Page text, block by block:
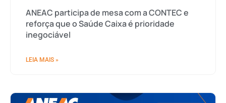
ANEAC participa de mesa com a CONTEC e
reforça que o Saúde Caixa é prioridade
inegociável
LEIA MAIS »